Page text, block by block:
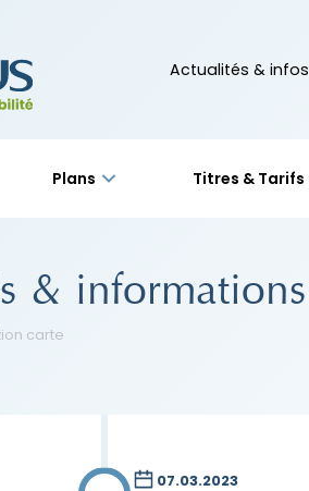
Actualités & infos
Plans Titres & Tarifs
& informations
carte
07.03.2023